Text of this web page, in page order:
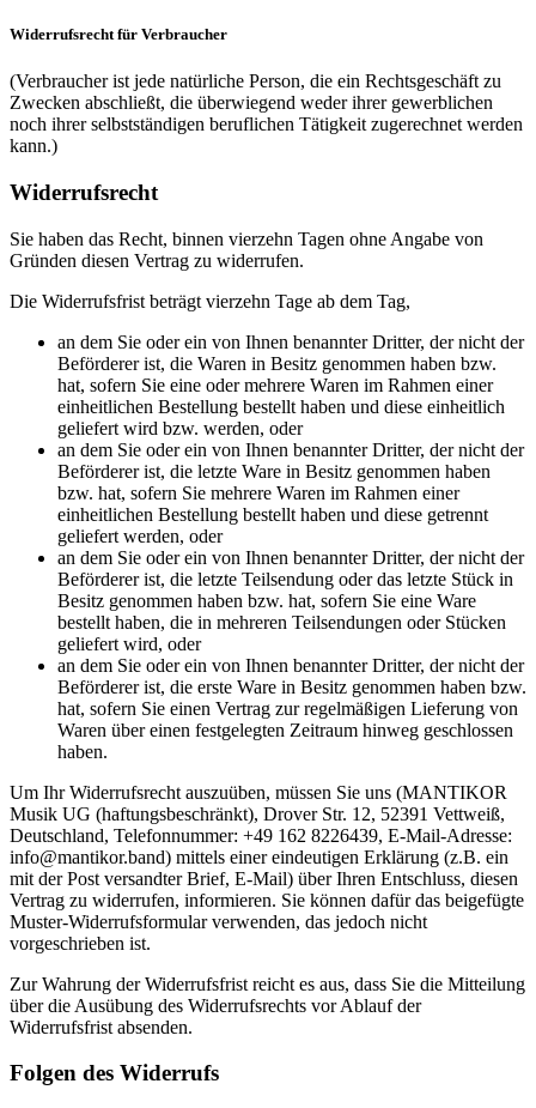
Widerrufsrecht für Verbraucher
(Verbraucher ist jede natürliche Person, die ein Rechtsgeschäft zu
Zwecken abschließt, die überwiegend weder ihrer gewerblichen
noch ihrer selbstständigen beruflichen Tätigkeit zugerechnet werden
kann.)
Widerrufsrecht
Sie haben das Recht, binnen vierzehn Tagen ohne Angabe von
Gründen diesen Vertrag zu widerrufen.
Die Widerrufsfrist beträgt vierzehn Tage ab dem Tag,
an dem Sie oder ein von Ihnen benannter Dritter, der nicht der
Beförderer ist, die Waren in Besitz genommen haben bzw.
hat, sofern Sie eine oder mehrere Waren im Rahmen einer
einheitlichen Bestellung bestellt haben und diese einheitlich
geliefert wird bzw. werden, oder
an dem Sie oder ein von Ihnen benannter Dritter, der nicht der
Beförderer ist, die letzte Ware in Besitz genommen haben
bzw. hat, sofern Sie mehrere Waren im Rahmen einer
einheitlichen Bestellung bestellt haben und diese getrennt
geliefert werden, oder
an dem Sie oder ein von Ihnen benannter Dritter, der nicht der
Beförderer ist, die letzte Teilsendung oder das letzte Stück in
Besitz genommen haben bzw. hat, sofern Sie eine Ware
bestellt haben, die in mehreren Teilsendungen oder Stücken
geliefert wird, oder
an dem Sie oder ein von Ihnen benannter Dritter, der nicht der
Beförderer ist, die erste Ware in Besitz genommen haben bzw.
hat, sofern Sie einen Vertrag zur regelmäßigen Lieferung von
Waren über einen festgelegten Zeitraum hinweg geschlossen
haben.
Um Ihr Widerrufsrecht auszuüben, müssen Sie uns (MANTIKOR
Musik UG (haftungsbeschränkt), Drover Str. 12, 52391 Vettweiß,
Deutschland, Telefonnummer: +49 162 8226439, E-Mail-Adresse:
info@mantikor.band) mittels einer eindeutigen Erklärung (z.B. ein
mit der Post versandter Brief, E-Mail) über Ihren Entschluss, diesen
Vertrag zu widerrufen, informieren. Sie können dafür das beigefügte
Muster-Widerrufsformular verwenden, das jedoch nicht
vorgeschrieben ist.
Zur Wahrung der Widerrufsfrist reicht es aus, dass Sie die Mitteilung
über die Ausübung des Widerrufsrechts vor Ablauf der
Widerrufsfrist absenden.
Folgen des Widerrufs